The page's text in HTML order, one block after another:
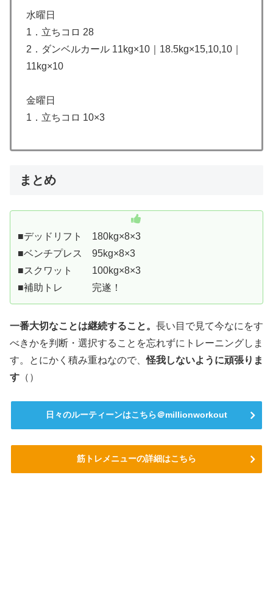
水曜日
1．立ちコロ 28
2．ダンベルカール 11kg×10｜18.5kg×15,10,10｜
11kg×10
金曜日
1．立ちコロ 10×3
まとめ
■デッドリフト 180kg×8×3
■ベンチプレス 95kg×8×3
■スクワット 100kg×8×3
■補助トレ 完遂！
一番大切なことは継続すること。 長い目で見て今なにをす
べきかを判断・選択することを忘れずにトレーニングしま
す。とにかく積み重ねなので、怪我しないように頑張りま
す （）
日々のルーティーンはこちら＠millionworkout
筋トレメニューの詳細はこちら